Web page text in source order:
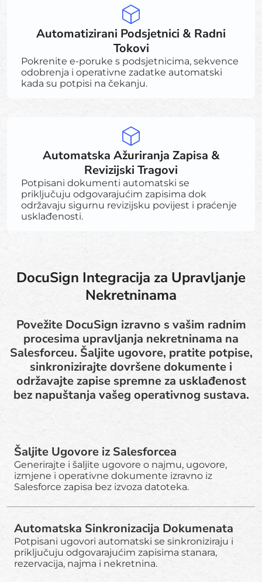
Automatizirani Podsjetnici & Radni
Tokovi
Pokrenite e-poruke s podsjetnicima, sekvence
odobrenja i operativne zadatke automatski
kada su potpisi na čekanju.
Automatska Ažuriranja Zapisa &
Revizijski Tragovi
Potpisani dokumenti automatski se
priključuju odgovarajućim zapisima dok
održavaju sigurnu revizijsku povijest i praćenje
usklađenosti.
DocuSign Integracija za Upravljanje
Nekretninama
Povežite DocuSign izravno s vašim radnim
procesima upravljanja nekretninama na
Salesforceu. Šaljite ugovore, pratite potpise,
sinkronizirajte dovršene dokumente i
održavajte zapise spremne za usklađenost
bez napuštanja vašeg operativnog sustava.
Šaljite Ugovore iz Salesforcea
Generirajte i šaljite ugovore o najmu, ugovore,
izmjene i operativne dokumente izravno iz
Salesforce zapisa bez izvoza datoteka.
Automatska Sinkronizacija Dokumenata
Potpisani ugovori automatski se sinkroniziraju i
priključuju odgovarajućim zapisima stanara,
rezervacija, najma i nekretnina.